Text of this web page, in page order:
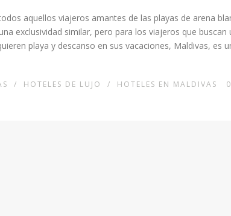
aquellos viajeros amantes de las playas de arena
exclusividad similar, pero para los viajeros que buscan
playa y descanso en sus vacaciones, Maldivas, es
/ HOTELES DE LUJO / HOTELES EN MALDIVAS 0